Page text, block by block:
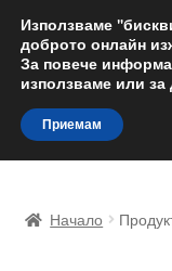
Skip
to
navigation
Skip
to
content
Доставка по целия
Начало
Използваме
доброто онлайн
За повече
използваме или
Приемам